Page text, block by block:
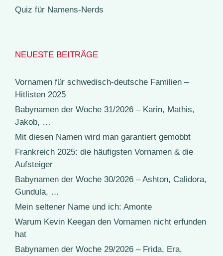
Quiz für Namens-Nerds
NEUESTE BEITRÄGE
Vornamen für schwedisch-deutsche Familien –
Hitlisten 2025
Babynamen der Woche 31/2026 – Karin, Mathis,
Jakob, …
Mit diesen Namen wird man garantiert gemobbt
Frankreich 2025: die häufigsten Vornamen & die
Aufsteiger
Babynamen der Woche 30/2026 – Ashton, Calidora,
Gundula, …
Mein seltener Name und ich: Amonte
Warum Kevin Keegan den Vornamen nicht erfunden
hat
Babynamen der Woche 29/2026 – Frida, Era,